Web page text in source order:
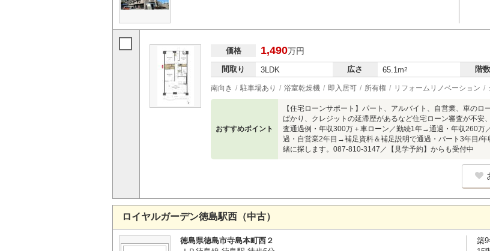
価格 1,490万円
間取り 3LDK 広さ 65.1m2 階数
南向き 駐車場あり 浴室乾燥機 即入居可 所有権 リフォームリノベーション
おすすめポイント
【住宅ローンサポート】パート、アルバイト、自営業、車の
ばかり、クレジットの延滞歴があるなど住宅ローン審査が不
査通過例・年収300万＋車ローン／勤続1年→通過・年収260
過・自営業2年目→補足資料＆補足説明で通過・パート3年目/
緒に探します。087-810-3147／【見学予約】からも受付中
ロイヤルガーデン徳島駅西（中古）
徳島県徳島市寺島本町西２
築9